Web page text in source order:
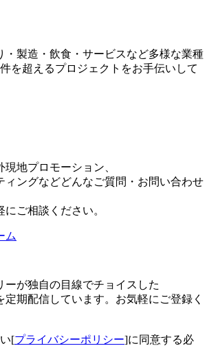
・製造・飲食・サービスなど多様な業種
を超えるプロジェクトをお手伝いして
地プロモーション、
ィングなどどんなご質問・お問い合わせ
ご相談ください。
ム
ーが独自の目線でチョイスした
定期配信しています。お気軽にご登録く
[プライバシーポリシー]に同意する必